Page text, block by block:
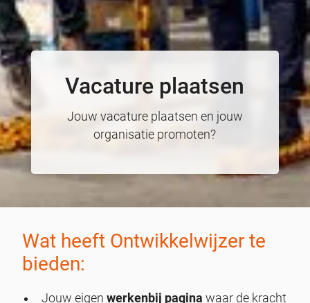
Vacature plaatsen
Jouw vacature plaatsen en jouw
organisatie promoten?
Wat heeft Ontwikkelwijzer te
bieden:
Jouw eigen werkenbij pagina waar de kracht